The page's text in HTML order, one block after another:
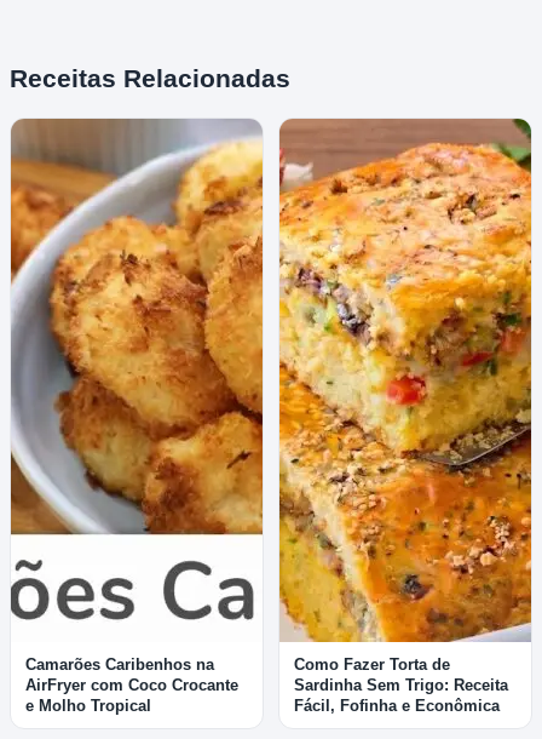
Receitas Relacionadas
Camarões Caribenhos na
AirFryer com Coco Crocante
e Molho Tropical
Como Fazer Torta de
Sardinha Sem Trigo: Receita
Fácil, Fofinha e Econômica